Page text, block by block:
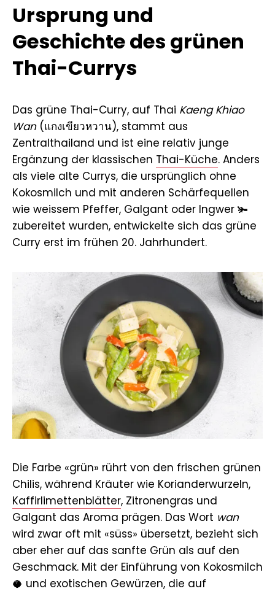
Ursprung und
Geschichte des grünen
Thai-Currys
Das grüne Thai-Curry, auf Thai Kaeng Khiao
Wan(แกงเขียวหวาน), stammt aus
Zentralthailand und ist eine relativ junge
Ergänzung der klassischen Thai-Küche. Anders
als viele alte Currys, die ursprünglich ohne
Kokosmilch und mit anderen Schärfequellen
wie weissem Pfeffer, Galgant oder Ingwer 🫚
zubereitet wurden, entwickelte sich das grüne
Curry erst im frühen 20. Jahrhundert.
Die Farbe «grün» rührt von den frischen grünen
Chilis, während Kräuter wie Korianderwurzeln,
Kaffirlimettenblätter, Zitronengras und
Galgant das Aroma prägen. Das Wort wan
wird zwar oft mit «süss» übersetzt, bezieht sich
aber eher auf das sanfte Grün als auf den
Geschmack. Mit der Einführung von Kokosmilch
🥥 und exotischen Gewürzen, die auf